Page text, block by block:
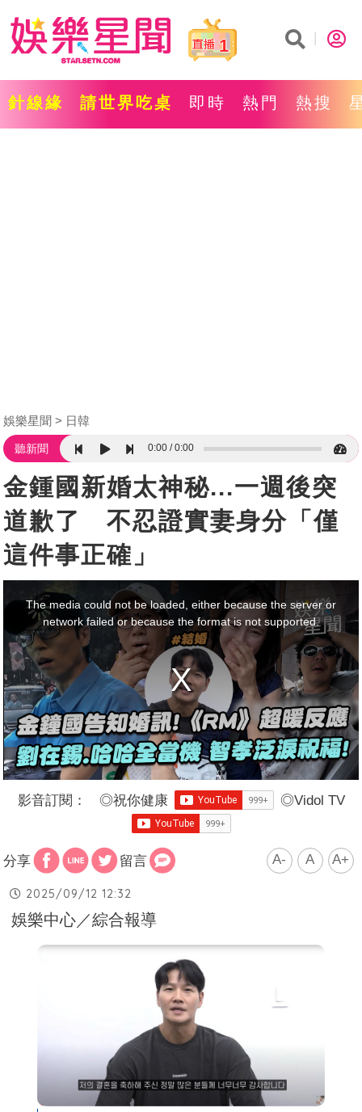
1
針線緣 請世界吃桌 即時 熱門 熱搜
娛樂星聞 日韓
聽新聞 0:00 0:00
金鍾國新婚太神秘...一週後突
道歉了 不忍證實妻身分「僅
這件事正確」
modal
window.
The media could not be loaded, either because the server or
network failed or because the format is not supported.
影音訂閱： ◎祝你健康 ◎Vidol TV
分享 留言 A- A A+
2025/09/12 12:32
娛樂中心／綜合報導